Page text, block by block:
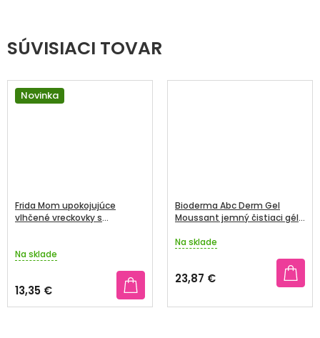
SÚVISIACI TOVAR
Novinka
Frida Mom upokojujúce
vlhčené vreckovky s
Na sklade
13,35 €
Bioderma Abc Derm Gel
Moussant jemný čistiaci gél
Priemerné
produktu
je
z
Na sklade
23,87 €